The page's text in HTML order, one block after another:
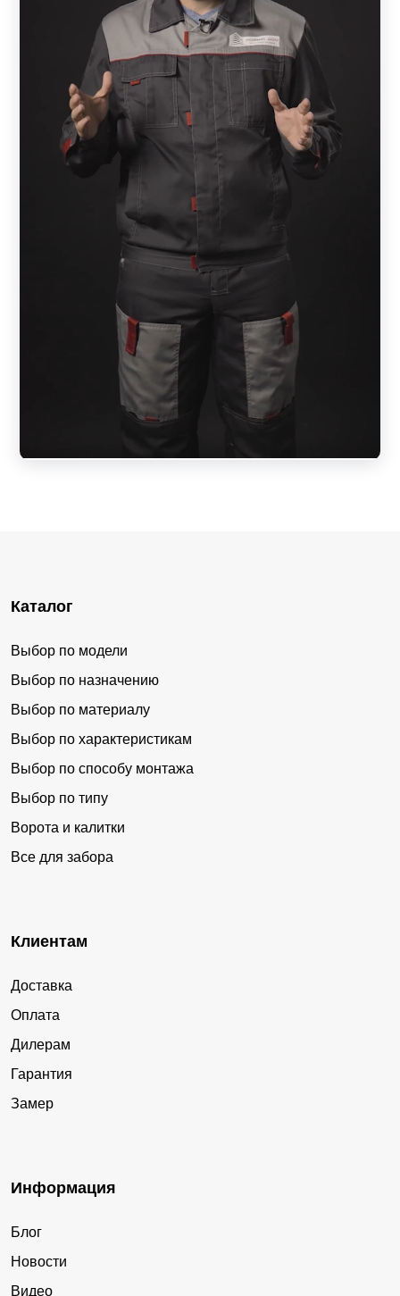
Каталог
Выбор по модели
Выбор по назначению
Выбор по материалу
Выбор по характеристикам
Выбор по способу монтажа
Выбор по типу
Ворота и калитки
Все для забора
Клиентам
Доставка
Оплата
Дилерам
Гарантия
Замер
Информация
Блог
Новости
Видео